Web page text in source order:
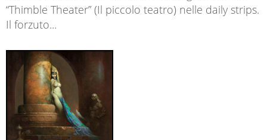
“Thimble Theater” (Il piccolo teatro) nelle daily strips.
Il forzuto...